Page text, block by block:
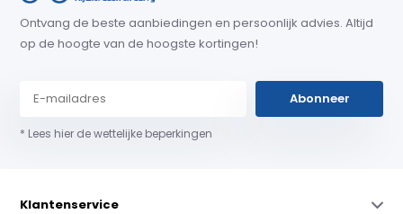
Ontvang de beste aanbiedingen en persoonlijk advies. Altijd
op de hoogte van de hoogste kortingen!
Abonneer
* Lees hier de wettelijke beperkingen
Klantenservice